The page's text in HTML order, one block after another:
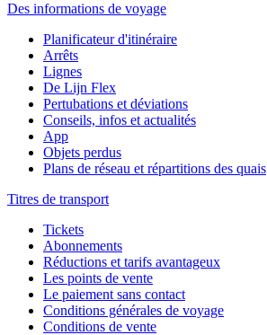
Des informations de voyage
Planificateur d'itinéraire
Arrêts
Lignes
De Lijn Flex
Pertubations et déviations
Conseils, infos et actualités
App
Objets perdus
Plans de réseau et répartitions des quais
Titres de transport
Tickets
Abonnements
Réductions et tarifs avantageux
Les points de vente
Le paiement sans contact
Conditions générales de voyage
Conditions de vente